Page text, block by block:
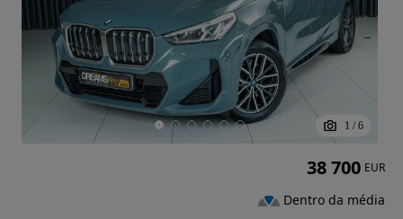
1 / 6
38 700 EUR
Dentro da média